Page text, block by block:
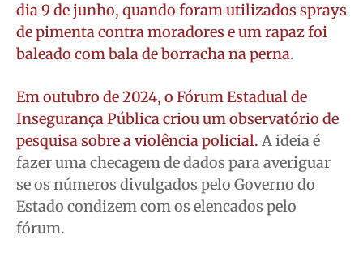
dia 9 de junho, quando foram utilizados sprays
de pimenta contra moradores e um rapaz foi
baleado com bala de borracha na perna.
Em outubro de 2024, o Fórum Estadual de
Insegurança Pública criou um observatório de
pesquisa sobre a violência policial. A ideia é
fazer uma checagem de dados para averiguar
se os números divulgados pelo Governo do
Estado condizem com os elencados pelo
fórum.